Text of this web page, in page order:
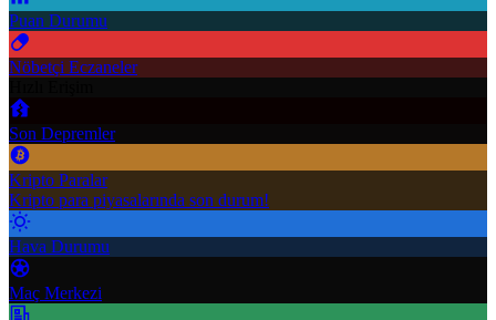
Puan Durumu
Nöbetçi Eczaneler
Son Depremler
Kripto Paralar
Kripto para piyasalarında son durum!
Hava Durumu
Maç Merkezi